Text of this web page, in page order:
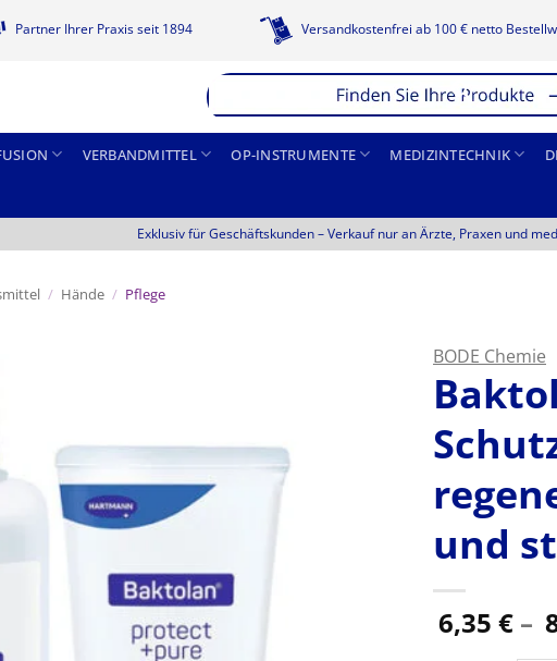
Partner Ihrer Praxis seit 1894 Versandkostenfrei ab 100 € netto
VERBANDMITTEL OP-INSTRUMENTE MEDIZINTECHNIK
Exklusiv für Geschäftskunden –Verkauf nur an Ärzte, Praxen und
/ Hände / Pflege
BODE Chemie
und
6,35 € –